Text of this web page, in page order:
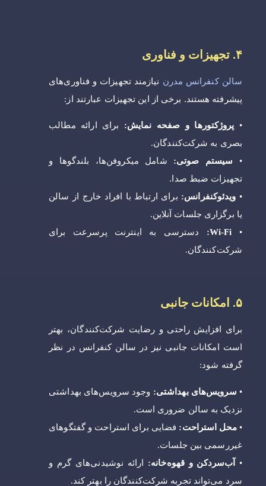
۴. تجهیزات و فناوری
سالن‌ کنفرانس مدرن نیازمند تجهیزات و فناوری‌های
پیشرفته هستند. برخی از این تجهیزات عبارتند از:
• پروژکتورها و صفحه نمایش: برای ارائه مطالب
بصری به شرکت‌کنندگان.
• سیستم صوتی: شامل میکروفن‌ها، بلندگوها و
تجهیزات ضبط صدا.
• ویدئوکنفرانس: برای ارتباط با افراد خارج از سالن
یا برگزاری جلسات آنلاین.
•
Wi-Fi:
دسترسی به اینترنت پرسرعت برای
شرکت‌کنندگان.
۵. امکانات جانبی
برای افزایش راحتی و رضایت شرکت‌کنندگان، بهتر
است امکانات جانبی نیز در سالن کنفرانس در نظر
گرفته شود:
• سرویس‌های بهداشتی: وجود سرویس‌های بهداشتی
نزدیک به سالن ضروری است.
•محل استراحت: فضایی برای استراحت و گفتگوهای
غیررسمی بین جلسات.
•
آب‌سردکن و قهوه‌خانه: ارائه نوشیدنی‌های گرم و
سرد می‌تواند تجربه شرکت‌کنندگان را بهتر کند.